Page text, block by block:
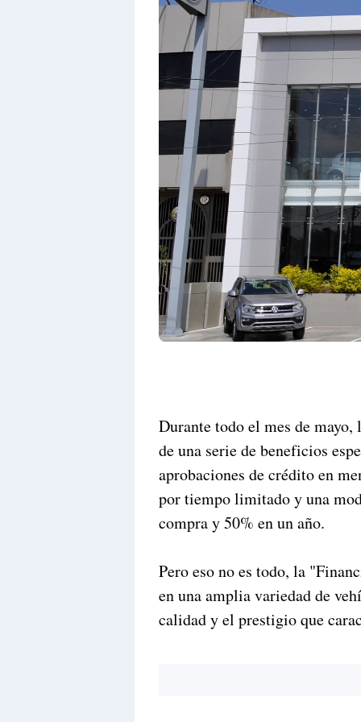
Durante todo el mes de
de una serie de beneficios
aprobaciones de crédito en
por tiempo limitado y una
compra y 50% en un año.
Pero eso no es todo, la
en una amplia variedad de
calidad y el prestigio que